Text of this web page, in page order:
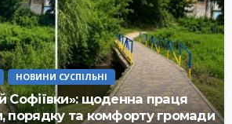
НОВИНИ СУСПІЛЬНІ
Софіївки»: щоденна праця
порядку та комфорту громади